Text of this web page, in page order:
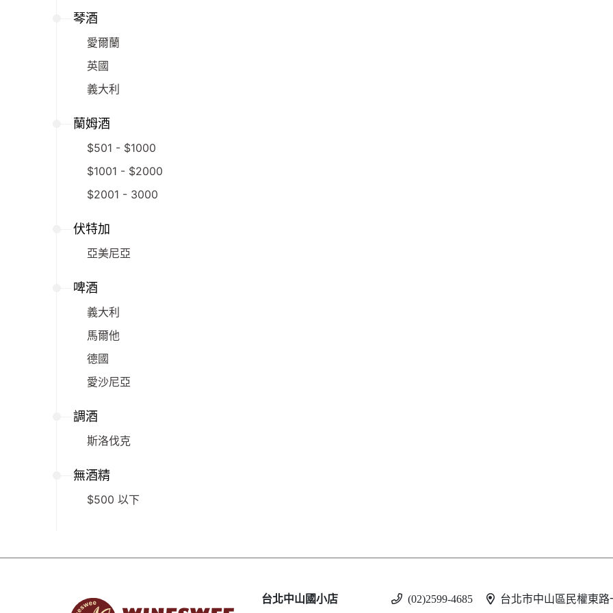
琴酒
愛爾蘭
英國
義大利
蘭姆酒
$501 - $1000
$1001 - $2000
$2001 - 3000
伏特加
亞美尼亞
啤酒
義大利
馬爾他
德國
愛沙尼亞
調酒
斯洛伐克
無酒精
$500 以下
台北中山國小店 (02)2599-4685 台北市中山區民權東路